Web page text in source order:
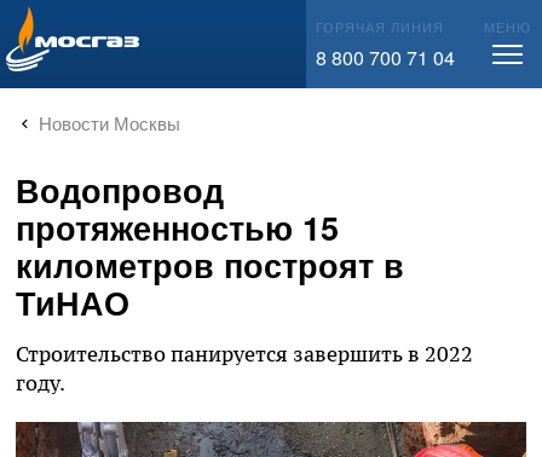
info@mos-gaz.ru ГОРЯЧАЯ ЛИНИЯ
8 800 700 71 04
МЕНЮ
Новости Москвы
Водопровод
протяженностью 15
километров построят в
ТиНАО
Строительство панируется завершить в 2022
году.